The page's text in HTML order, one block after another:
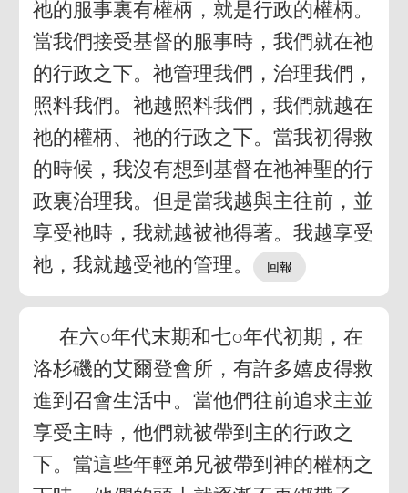
祂的服事裏有權柄，就是行政的權柄。
當我們接受基督的服事時，我們就在祂
的行政之下。祂管理我們，治理我們，
照料我們。祂越照料我們，我們就越在
祂的權柄、祂的行政之下。當我初得救
的時候，我沒有想到基督在祂神聖的行
政裏治理我。但是當我越與主往前，並
享受祂時，我就越被祂得著。我越享受
祂，我就越受祂的管理。
在六○年代末期和七○年代初期，在
洛杉磯的艾爾登會所，有許多嬉皮得救
進到召會生活中。當他們往前追求主並
享受主時，他們就被帶到主的行政之
下。當這些年輕弟兄被帶到神的權柄之